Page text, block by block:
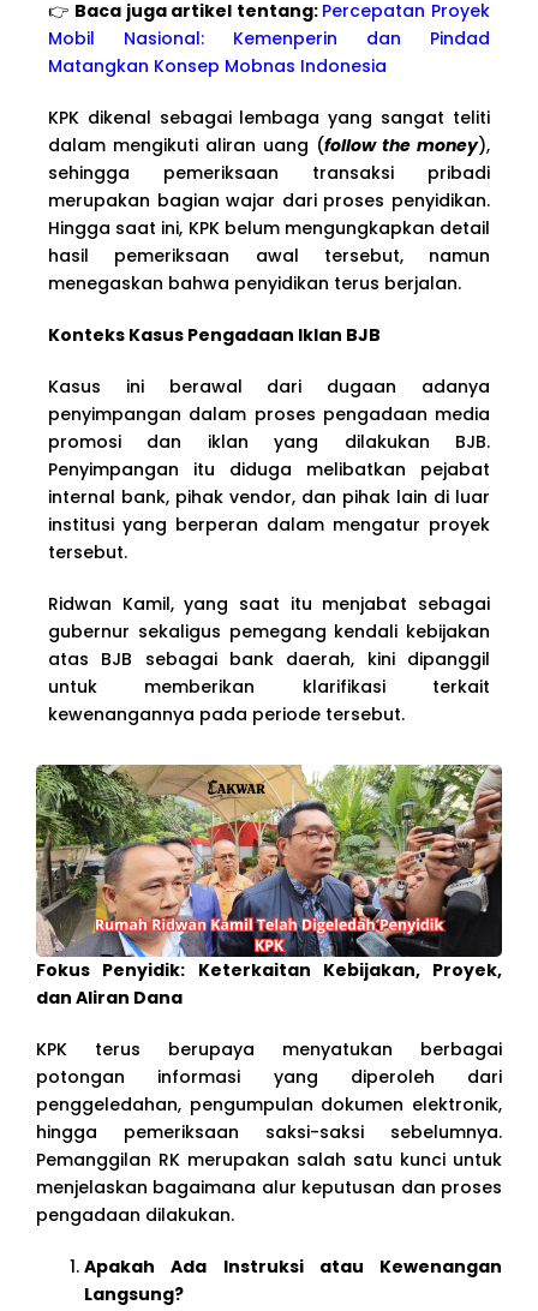
👉 Baca juga artikel tentang: Percepatan Proyek
Mobil Nasional: Kemenperin dan Pindad
Matangkan Konsep Mobnas Indonesia
KPK dikenal sebagai lembaga yang sangat teliti
dalam mengikuti aliran uang (follow the money),
sehingga pemeriksaan transaksi pribadi
merupakan bagian wajar dari proses penyidikan.
Hingga saat ini, KPK belum mengungkapkan detail
hasil pemeriksaan awal tersebut, namun
menegaskan bahwa penyidikan terus berjalan.
Konteks Kasus Pengadaan Iklan BJB
Kasus ini berawal dari dugaan adanya
penyimpangan dalam proses pengadaan media
promosi dan iklan yang dilakukan BJB.
Penyimpangan itu diduga melibatkan pejabat
internal bank, pihak vendor, dan pihak lain di luar
institusi yang berperan dalam mengatur proyek
tersebut.
Ridwan Kamil, yang saat itu menjabat sebagai
gubernur sekaligus pemegang kendali kebijakan
atas BJB sebagai bank daerah, kini dipanggil
untuk memberikan klarifikasi terkait
kewenangannya pada periode tersebut.
Fokus Penyidik: Keterkaitan Kebijakan, Proyek,
dan Aliran Dana
KPK terus berupaya menyatukan berbagai
potongan informasi yang diperoleh dari
penggeledahan, pengumpulan dokumen elektronik,
hingga pemeriksaan saksi-saksi sebelumnya.
Pemanggilan RK merupakan salah satu kunci untuk
menjelaskan bagaimana alur keputusan dan proses
pengadaan dilakukan.
Apakah Ada Instruksi atau Kewenangan
Langsung?